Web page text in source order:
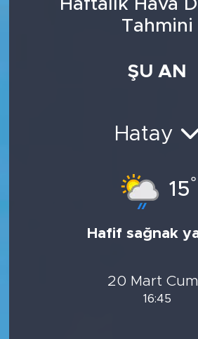
Haftalık Hava
Tahmini
ŞU AN
Hatay
15°
Hafif sağnak
20 Mart
16:45